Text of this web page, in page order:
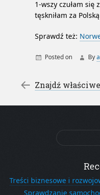
1-wszy czułam się
tęskniłam za
Sprawdź też:
Posted on By
Post
←
Znajdź właściwego elektryka z Warszawy
Treści biznesowe i
Sprawdzanie